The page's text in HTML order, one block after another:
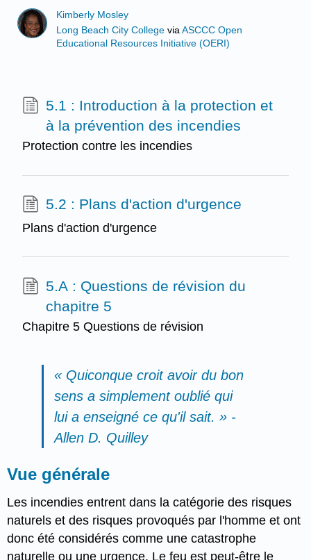
Kimberly Mosley
Long Beach City College viaASCCC Open
Educational Resources Initiative (OERI)
5.1 : Introduction à la protection et
à la prévention des incendies
Protection contre les incendies
5.2 : Plans d'action d'urgence
Plans d'action d'urgence
5.A : Questions de révision du
chapitre 5
Chapitre 5 Questions de révision
« Quiconque croit avoir du bon
sens a simplement oublié qui
lui a enseigné ce qu'il sait. » -
Allen D. Quilley
Vue générale
Les incendies entrent dans la catégorie des risques
naturels et des risques provoqués par l'homme et ont
donc été considérés comme une catastrophe
naturelle ou une urgence. Le feu est peut-être le